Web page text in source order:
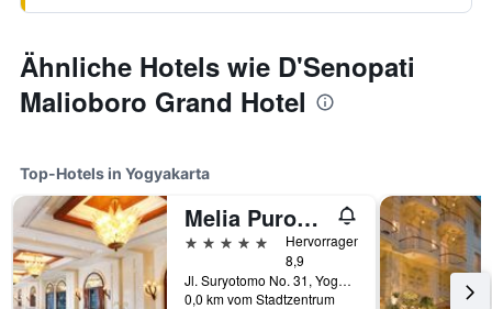
Ähnliche Hotels wie D'Senopati
Malioboro Grand Hotel
Top-Hotels in Yogyakarta
Melia Purosani Yogyakarta
5 Sterne
Hervorragend
8,9
Jl. Suryotomo No. 31, Yogyakarta, Indonesien
0,0 km vom Stadtzentrum